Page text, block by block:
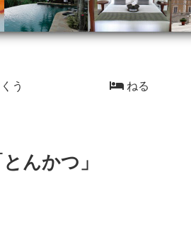
くう ねる
んかつ」